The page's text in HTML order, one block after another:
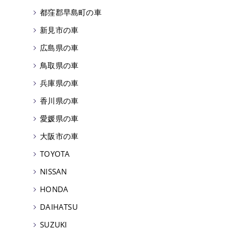
都窪郡早島町の車
新見市の車
広島県の車
鳥取県の車
兵庫県の車
香川県の車
愛媛県の車
大阪市の車
TOYOTA
NISSAN
HONDA
DAIHATSU
SUZUKI